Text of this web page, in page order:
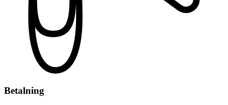
Betalning